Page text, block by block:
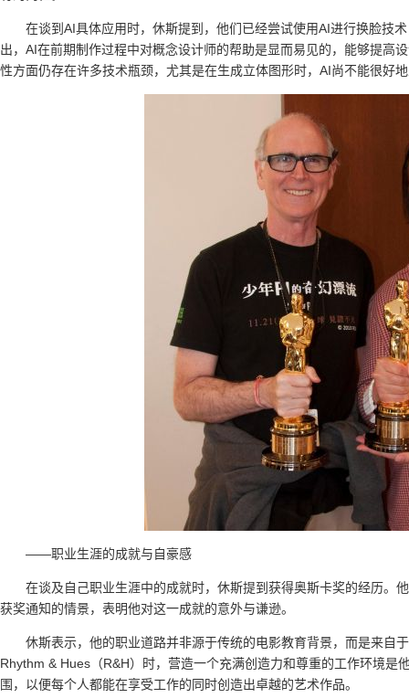
在谈到AI具体应用时，休斯提到，他们已经尝试使用AI进行换脸技
出，AI在前期制作过程中对概念设计师的帮助是显而易见的，能够提高
性方面仍存在许多技术瓶颈，尤其是在生成立体图形时，AI尚不能很好
——职业生涯的成就与自豪感
在谈及自己职业生涯中的成就时，休斯提到获得奥斯卡奖的经历。
获奖通知的情景，表明他对这一成就的意外与谦逊。
休斯表示，他的职业道路并非源于传统的电影教育背景，而是来自
Rhythm & Hues（R&H）时，营造一个充满创造力和尊重的工作环境是
围，以便每个人都能在享受工作的同时创造出卓越的艺术作品。